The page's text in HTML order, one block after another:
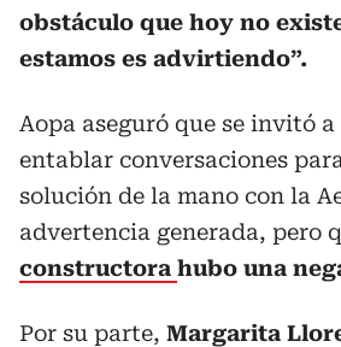
obstáculo que hoy no
estamos es advirtiendo”.
Aopa aseguró que se invitó
entablar conversaciones
solución de la mano con la
advertencia generada, pero
constructora hubo una
Por su parte, Margarita